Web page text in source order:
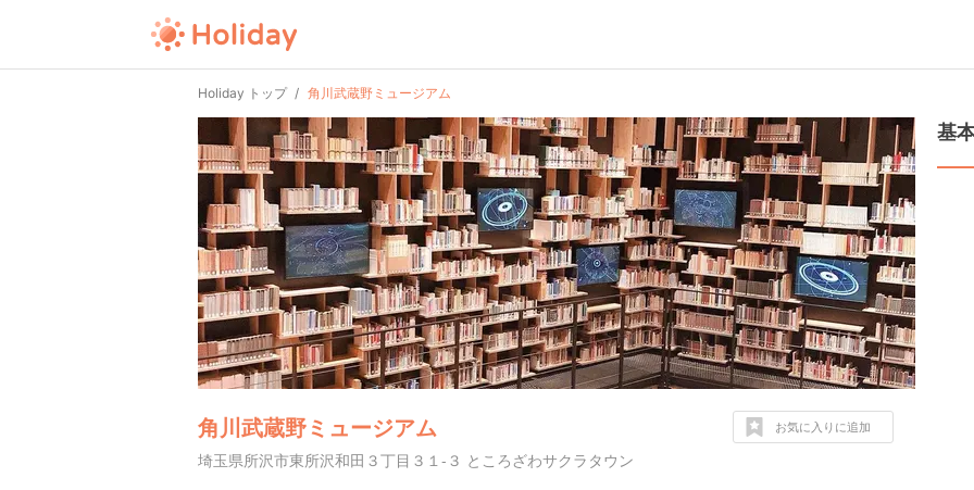
Holiday トップ 角川武蔵野ミュージアム
角川武蔵野ミュージアム
埼玉県所沢市東所沢和田３丁目３１-３ ところざわサクラタウン
お気に入りに追加
基